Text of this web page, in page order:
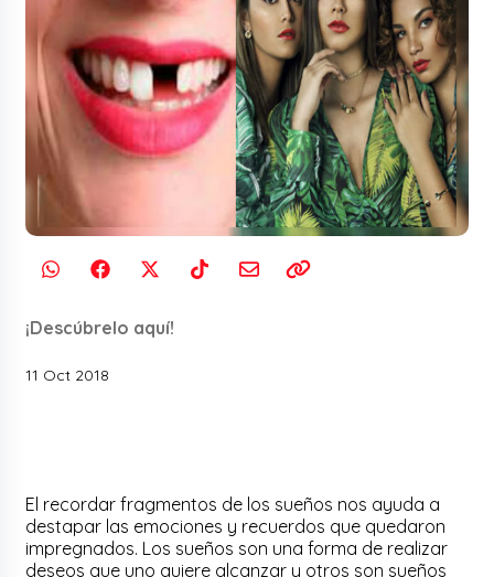
¡Descúbrelo aquí!
11 Oct 2018
El recordar fragmentos de los sueños nos ayuda a
destapar las emociones y recuerdos que quedaron
impregnados. Los sueños son una forma de realizar
deseos que uno quiere alcanzar y otros son sueños